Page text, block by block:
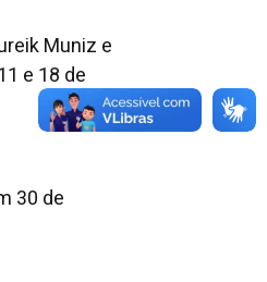
Muniz e
e 18 de
30 de